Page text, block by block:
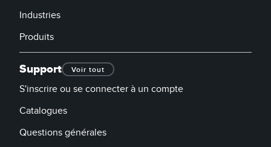
Industries
Produits
Support Voir tout
S'inscrire ou se connecter à un compte
Catalogues
Questions générales